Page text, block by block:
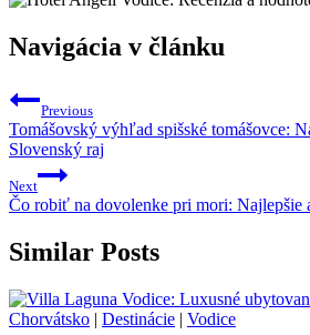
Navigácia v článku
Previous
Tomášovský výhľad spišské tomášovce:
Slovenský raj
Next
Čo robiť na dovolenke pri mori: Najlepšie
Similar Posts
Chorvátsko | Destinácie | Vodice